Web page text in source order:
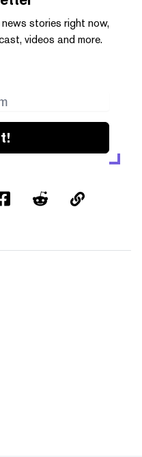
stories right now,
videos and more.